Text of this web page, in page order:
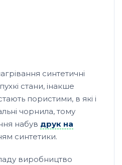
синтетичні
стани, інакше
пористими, в які і
чорнила, тому
набув друк на
синтетики.
виробництво